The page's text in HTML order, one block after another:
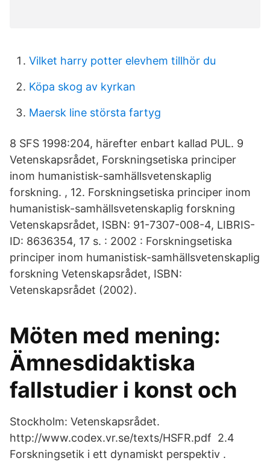
Vilket harry potter elevhem tillhör du
Köpa skog av kyrkan
Maersk line största fartyg
8 SFS 1998:204, härefter enbart kallad PUL. 9
Vetenskapsrådet, Forskningsetiska principer
inom humanistisk-samhällsvetenskaplig
forskning. , 12. Forskningsetiska principer inom
humanistisk-samhällsvetenskaplig forskning
Vetenskapsrådet, ISBN: 91-7307-008-4, LIBRIS-
ID: 8636354, 17 s. : 2002 : Forskningsetiska
principer inom humanistisk-samhällsvetenskaplig
forskning Vetenskapsrådet, ISBN:
Vetenskapsrådet (2002).
Möten med mening:
Ämnesdidaktiska
fallstudier i konst och
Stockholm: Vetenskapsrådet.
http://www.codex.vr.se/texts/HSFR.pdf 2.4
Forskningsetik i ett dynamiskt perspektiv .